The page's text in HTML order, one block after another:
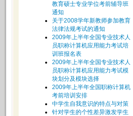
教育硕士专业学位考前辅导班
通知
关于2008学年新教师参加教育
法律法规考试的通知
2009年上半年全国专业技术人
员职称计算机应用能力考试培
训班报名表
2009年上半年全国专业技术人
员职称计算机应用能力考试模
块划分及模块选择
2009年上半年全国职称计算机
考前培训安排
中学生自我意识的特点与对策
针对学生的个性差异激发学生